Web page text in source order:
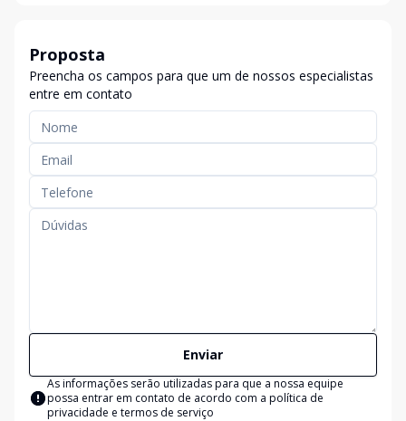
Proposta
Preencha os campos para que um de nossos especialistas
entre em contato
Enviar
As informações serão utilizadas para que a nossa equipe
possa entrar em contato de acordo com a política de
privacidade e termos de serviço